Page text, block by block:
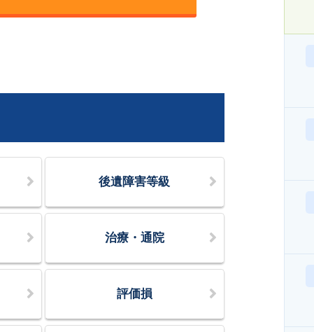
後遺障害等級
治療・通院
評価損